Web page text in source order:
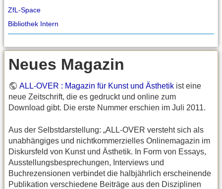
ZfL-Space
Bibliothek Intern
Neues Magazin
ALL-OVER : Magazin für Kunst und Ästhetik ist eine
neue Zeitschrift, die es gedruckt und online zum
Download gibt. Die erste Nummer erschien im Juli 2011.
Aus der Selbstdarstellung: „ALL-OVER versteht sich als
unabhängiges und nichtkommerzielles Onlinemagazin im
Diskursfeld von Kunst und Ästhetik. In Form von Essays,
Ausstellungsbesprechungen, Interviews und
Buchrezensionen verbindet die halbjährlich erscheinende
Publikation verschiedene Beiträge aus den Disziplinen